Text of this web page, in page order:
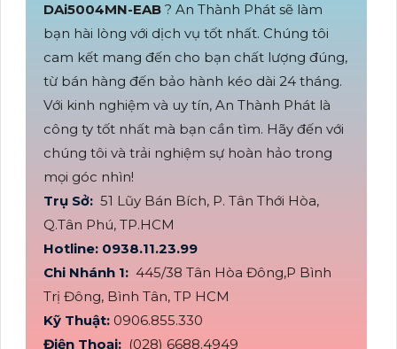
DAi5004MN-EAB ? An Thành Phát sẽ làm
bạn hài lòng với dịch vụ tốt nhất. Chúng tôi
cam kết mang đến cho bạn chất lượng đúng,
từ bán hàng đến bảo hành kéo dài 24 tháng.
Với kinh nghiệm và uy tín, An Thành Phát là
công ty tốt nhất mà bạn cần tìm. Hãy đến với
chúng tôi và trải nghiệm sự hoàn hảo trong
mọi góc nhìn!
Trụ Sở: 51 Lũy Bán Bích, P. Tân Thới Hòa,
Q.Tân Phú, TP.HCM
Hotline: 0938.11.23.99
Chi Nhánh 1: 445/38 Tân Hòa Đông,P Bình
Trị Đông, Bình Tân, TP HCM
Kỹ Thuật: 0906.855.330
Điện Thoại: (028) 6688.4949